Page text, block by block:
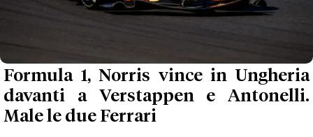
Formula 1, Norris vince in Ungheria
davanti a Verstappen e Antonelli.
Male le due Ferrari